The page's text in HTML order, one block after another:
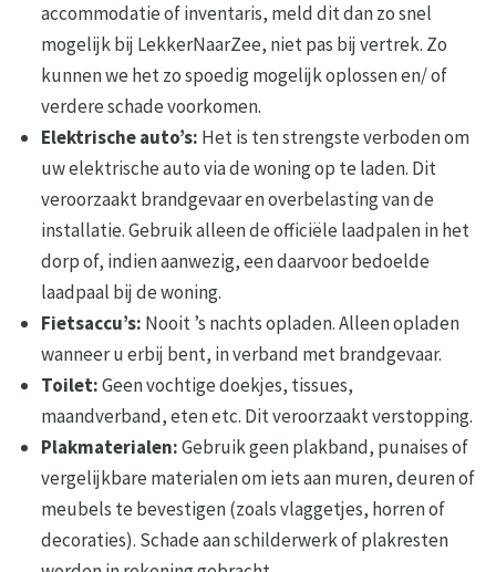
accommodatie of inventaris, meld dit dan zo snel
mogelijk bij LekkerNaarZee, niet pas bij vertrek. Zo
kunnen we het zo spoedig mogelijk oplossen en/ of
verdere schade voorkomen.
Elektrische auto’s: Het is ten strengste verboden om
uw elektrische auto via de woning op te laden. Dit
veroorzaakt brandgevaar en overbelasting van de
installatie. Gebruik alleen de officiële laadpalen in het
dorp of, indien aanwezig, een daarvoor bedoelde
laadpaal bij de woning.
Fietsaccu’s: Nooit ’s nachts opladen. Alleen opladen
wanneer u erbij bent, in verband met brandgevaar.
Toilet:Geen vochtige doekjes, tissues,
maandverband, eten etc. Dit veroorzaakt verstopping.
Plakmaterialen:Gebruik geen plakband, punaises of
vergelijkbare materialen om iets aan muren, deuren of
meubels te bevestigen (zoals vlaggetjes, horren of
decoraties). Schade aan schilderwerk of plakresten